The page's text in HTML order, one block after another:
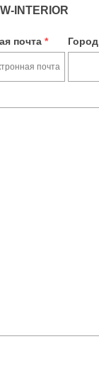
INTERIOR
почта * Город